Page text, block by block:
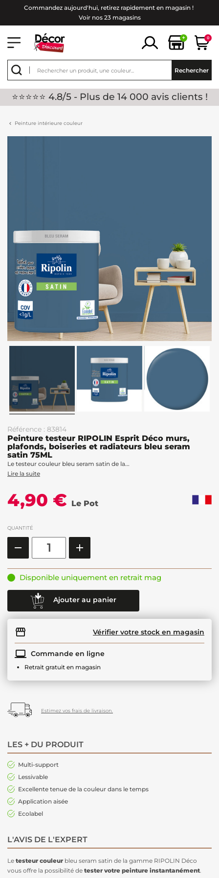
Commandez aujourd'hui, retirez rapidement en magasin !
Voir nos 23 magasins
+ 0
Rechercher
⭐⭐⭐⭐⭐ 4.8/5 - Plus de 14 000 avis clients !
Peinture intérieure couleur
Référence : 83814
Peinture testeur RIPOLIN Esprit Déco murs,
plafonds, boiseries et radiateurs bleu seram
satin 75ML
Le testeur couleur bleu seram satin de la...
Lire la suite
4,90 € Le Pot
QUANTITÉ
Disponible uniquement en retrait mag
Ajouter au panier
Vérifier votre stock en magasin
Commande en ligne
Retrait gratuit en magasin
Estimez vos frais de livraison.
LES + DU PRODUIT
Multi-support
Lessivable
Excellente tenue de la couleur dans le temps
Application aisée
Ecolabel
L'AVIS DE L'EXPERT
Le testeur couleur bleu seram satin de la gamme RIPOLIN Déco
vous offre la possibilité de tester votre peinture instantanément